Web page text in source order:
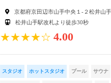
京都府京田辺市山手中央１-２松井山
松井山手駅改札より徒歩30秒
★★★★☆ 4.00
スタジオ ホットスタジオ プール サウナ